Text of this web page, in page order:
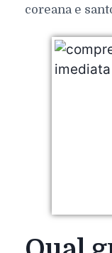
coreana e